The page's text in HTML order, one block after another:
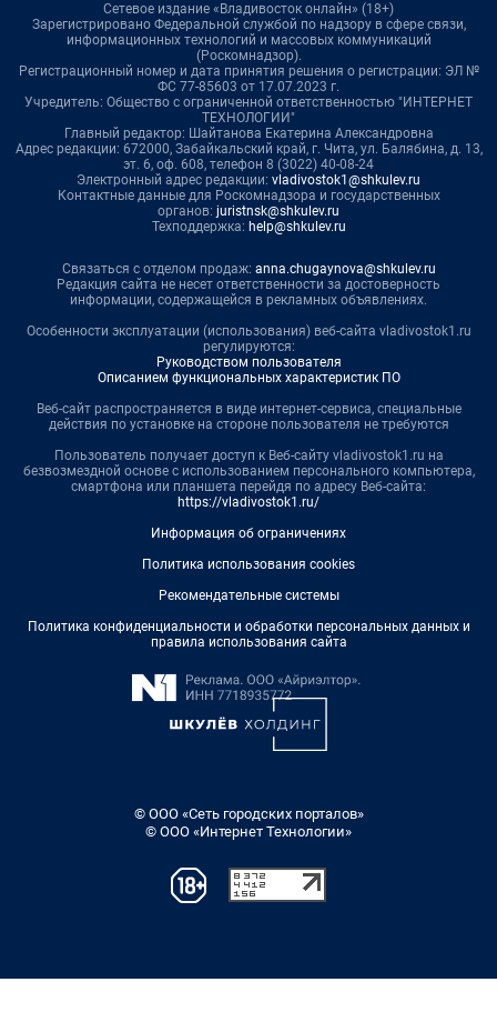
Сетевое издание «Владивосток онлайн» (18+)
Зарегистрировано Федеральной службой по надзору в сфере связи,
информационных технологий и массовых коммуникаций
(Роскомнадзор).
Регистрационный номер и дата принятия решения о регистрации: ЭЛ №
ФС 77-85603 от 17.07.2023 г.
Учредитель: Общество с ограниченной ответственностью "ИНТЕРНЕТ
ТЕХНОЛОГИИ"
Главный редактор: Шайтанова Екатерина Александровна
Адрес редакции: 672000, Забайкальский край, г. Чита, ул. Балябина, д. 13,
эт. 6, оф. 608, телефон 8 (3022) 40-08-24
Электронный адрес редакции: vladivostok1@shkulev.ru
Контактные данные для Роскомнадзора и государственных
органов: juristnsk@shkulev.ru
Техподдержка: help@shkulev.ru
Связаться с отделом продаж: anna.chugaynova@shkulev.ru
Редакция сайта не несет ответственности за достоверность
информации, содержащейся в рекламных объявлениях.
Особенности эксплуатации (использования) веб-сайта vladivostok1.ru
регулируются:
Руководством пользователя
Описанием функциональных характеристик ПО
Веб-сайт распространяется в виде интернет-сервиса, специальные
действия по установке на стороне пользователя не требуются
Пользователь получает доступ к Веб-сайту vladivostok1.ru на
безвозмездной основе с использованием персонального компьютера,
смартфона или планшета перейдя по адресу Веб-сайта:
https://vladivostok1.ru/
Информация об ограничениях
Политика использования cookies
Рекомендательные системы
Политика конфиденциальности и обработки персональных данных и
правила использования сайта
© ООО «Сеть городских порталов»
© ООО «Интернет Технологии»